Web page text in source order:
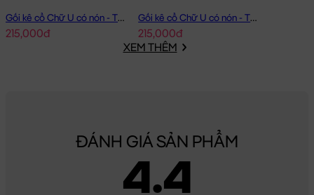
Gối kê cổ Chữ U có nón - Thỏ Melody
215,000đ
Gối kê cổ Chữ U có nón - Thỏ Kuromi
215,000đ
XEM THÊM
ĐÁNH GIÁ SẢN PHẨM
4.4